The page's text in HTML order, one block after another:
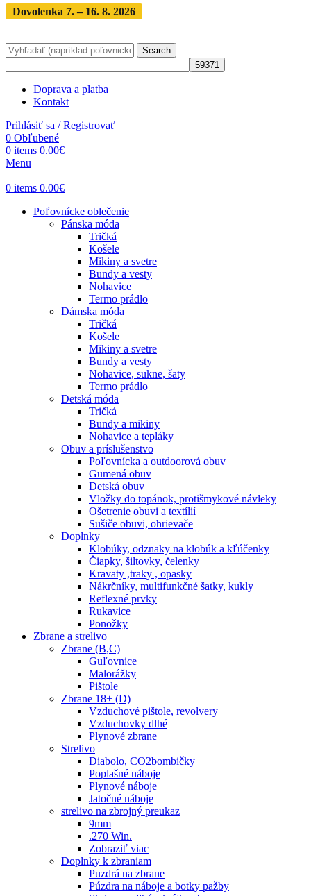
Dovolenka 7. – 16. 8. 2026
Search
Doprava a platba
Kontakt
Prihlásiť sa / Registrovať
0 Obľubené
0 items 0.00€
Menu
0 items 0.00€
Poľovnícke oblečenie
Pánska móda
Tričká
Košele
Mikiny a svetre
Bundy a vesty
Nohavice
Termo prádlo
Dámska móda
Tričká
Košele
Mikiny a svetre
Bundy a vesty
Nohavice, sukne, šaty
Termo prádlo
Detská móda
Tričká
Bundy a mikiny
Nohavice a tepláky
Obuv a príslušenstvo
Poľovnícka a outdoorová obuv
Gumená obuv
Detská obuv
Vložky do topánok, protišmykové návleky
Ošetrenie obuvi a textílií
Sušiče obuvi, ohrievače
Doplnky
Klobúky, odznaky na klobúk a kľúčenky
Čiapky, šiltovky, čelenky
Kravaty ,traky , opasky
Nákrčníky, multifunkčné šatky, kukly
Reflexné prvky
Rukavice
Ponožky
Zbrane a strelivo
Zbrane (B,C)
Guľovnice
Malorážky
Pištole
Zbrane 18+ (D)
Vzduchové pištole, revolvery
Vzduchovky dlhé
Plynové zbrane
Strelivo
Diabolo, CO2bombičky
Poplašné náboje
Plynové náboje
Jatočné náboje
strelivo na zbrojný preukaz
9mm
.270 Win.
Zobraziť viac
Doplnky k zbraniam
Puzdrá na zbrane
Púzdra na náboje a botky pažby